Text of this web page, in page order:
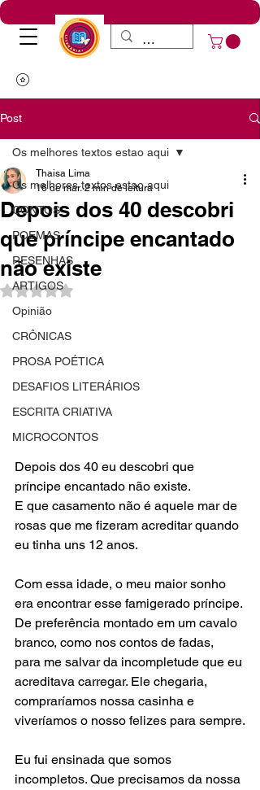
Post
Os melhores textos estao aqui
CONTOS
POEMAS
RESENHAS
ARTIGOS
Opinião
CRÔNICAS
PROSA POÉTICA
DESAFIOS LITERÁRIOS
ESCRITA CRIATIVA
MICROCONTOS
Os melhores textos estao aqui
Depois dos 40 descobri
que príncipe encantado
não existe
Thaisa Lima
16 de mar. 2 min de leitura
Avaliado com NaN de 5 estrelas.
Depois dos 40 eu descobri que
príncipe encantado não existe.
E que casamento não é aquele mar de
rosas que me fizeram acreditar quando
eu tinha uns 12 anos.
Com essa idade, o meu maior sonho
era encontrar esse famigerado príncipe.
De preferência montado em um cavalo
branco, como nos contos de fadas,
para me salvar da incompletude que eu
acreditava carregar. Ele chegaria,
compraríamos nossa casinha e
viveríamos o nosso felizes para sempre.
Eu fui ensinada que somos
incompletos. Que precisamos da nossa